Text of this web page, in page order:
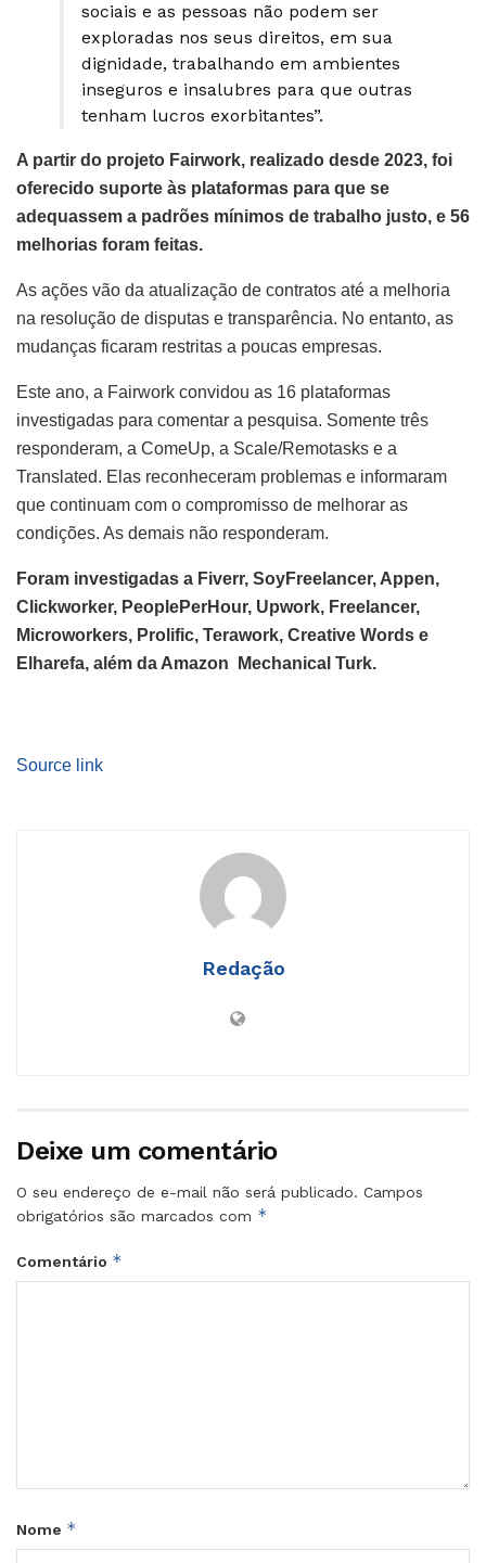
sociais e as pessoas não podem ser
exploradas nos seus direitos, em sua
dignidade, trabalhando em ambientes
inseguros e insalubres para que outras
tenham lucros exorbitantes”.
A partir do projeto Fairwork, realizado desde 2023, foi
oferecido suporte às plataformas para que se
adequassem a padrões mínimos de trabalho justo, e 56
melhorias foram feitas.
As ações vão da atualização de contratos até a melhoria
na resolução de disputas e transparência. No entanto, as
mudanças ficaram restritas a poucas empresas.
Este ano, a Fairwork convidou as 16 plataformas
investigadas para comentar a pesquisa. Somente três
responderam, a ComeUp, a Scale/Remotasks e a
Translated. Elas reconheceram problemas e informaram
que continuam com o compromisso de melhorar as
condições. As demais não responderam.
Foram investigadas a Fiverr, SoyFreelancer, Appen,
Clickworker, PeoplePerHour, Upwork, Freelancer,
Microworkers, Prolific, Terawork, Creative Words e
Elharefa, além da Amazon Mechanical Turk.
Source link
Redação
Deixe um comentário
O seu endereço de e-mail não será publicado. Campos
obrigatórios são marcados com *
Comentário *
Nome *